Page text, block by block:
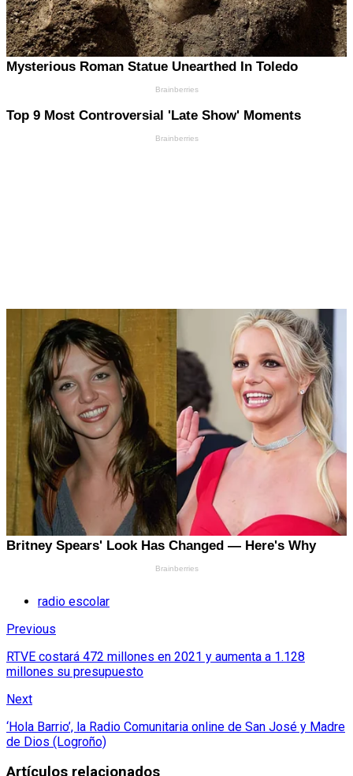
radio escolar
Previous
RTVE costará 472 millones en 2021 y aumenta a 1.128
millones su presupuesto
Next
‘Hola Barrio’, la Radio Comunitaria online de San José y Madre
de Dios (Logroño)
Artículos relacionados